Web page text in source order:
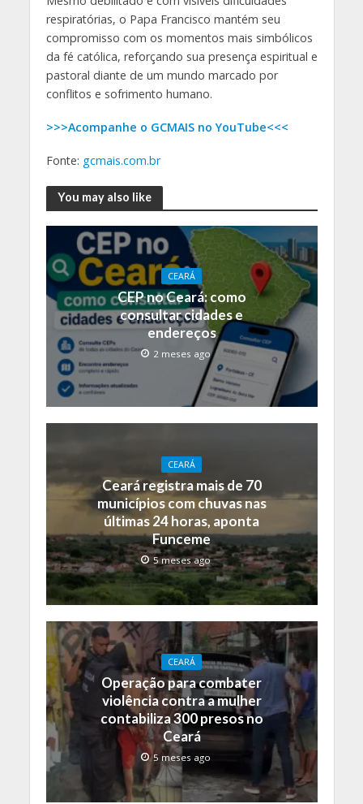
respiratórias, o Papa Francisco mantém seu
compromisso com os momentos mais simbólicos
da fé católica, reforçando sua presença espiritual e
pastoral diante de um mundo marcado por
conflitos e sofrimento humano.
>>>Acompanhe o GCMAIS no YouTube<<<
Fonte: gcmais.com.br
You may also like
CEARÁ
CEP no Ceará: como
consultar cidades e
endereços
2 meses ago
CEARÁ
Ceará registra mais de 70
municípios com chuvas nas
últimas 24 horas, aponta
Funceme
5 meses ago
CEARÁ
Operação para combater
violência contra a mulher
contabiliza 300 presos no
Ceará
5 meses ago